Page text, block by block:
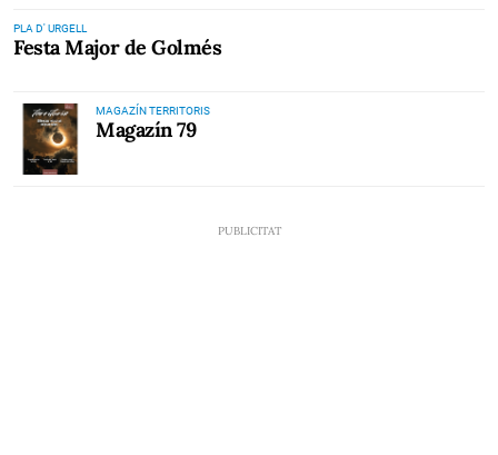
PLA D' URGELL
Festa Major de Golmés
MAGAZÍN TERRITORIS
Magazín 79